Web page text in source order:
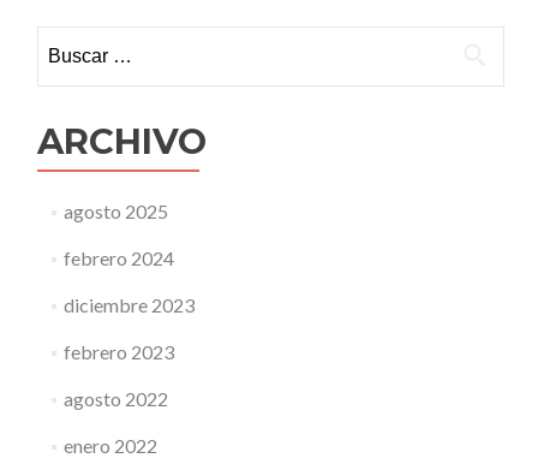
ARCHIVO
agosto 2025
febrero 2024
diciembre 2023
febrero 2023
agosto 2022
enero 2022